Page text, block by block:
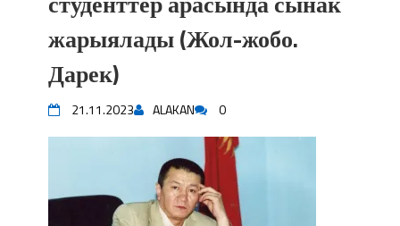
жарыялады (Жол-жобо.
Дарек)
21.11.2023 ALAKAN 0